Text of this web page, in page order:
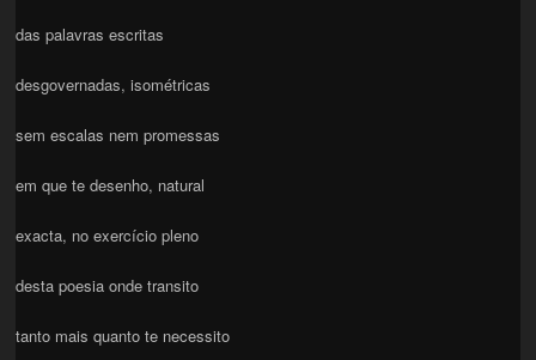
das palavras escritas
desgovernadas, isométricas
sem escalas nem promessas
em que te desenho, natural
exacta, no exercício pleno
desta poesia onde transito
tanto mais quanto te necessito